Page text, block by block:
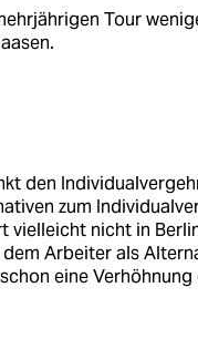
Tour
den
zum
vielleicht nicht in
Arbeiter als
eine